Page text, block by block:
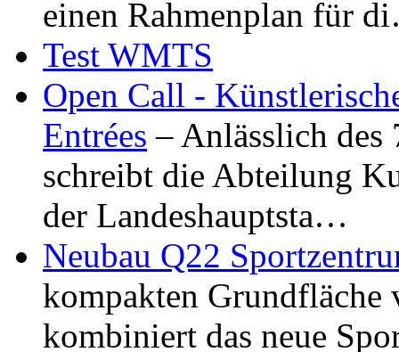
einen Rahmenplan für
Test WMTS
Open Call -
Entrées – Anlässlich
schreibt die Abteilung
der Landeshauptsta…
Neubau Q22
kompakten Grundfläche
kombiniert das neue